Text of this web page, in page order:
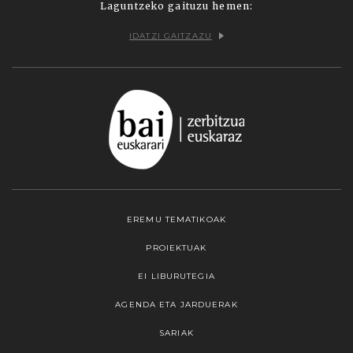
Laguntzeko gaituzu hemen:
IDATZI GAITZAZU
EREMU TEMATIKOAK
PROIEKTUAK
EI LIBURUTEGIA
AGENDA ETA JARDUERAK
SARIAK